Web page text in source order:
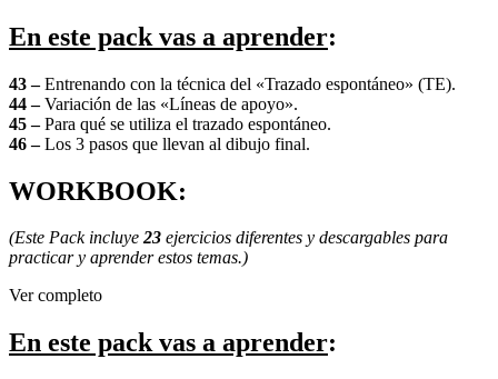
En este pack vas a aprender:
43 –Entrenando con la técnica del «Trazado espontáneo» (TE).
44 –Variación de las «Líneas de apoyo».
45 –Para qué se utiliza el trazado espontáneo.
46 –Los 3 pasos que llevan al dibujo final.
WORKBOOK:
(Este Pack incluye23 ejercicios diferentes y descargables para
practicar y aprender estos temas.)
Ver completo
En este pack vas a aprender: